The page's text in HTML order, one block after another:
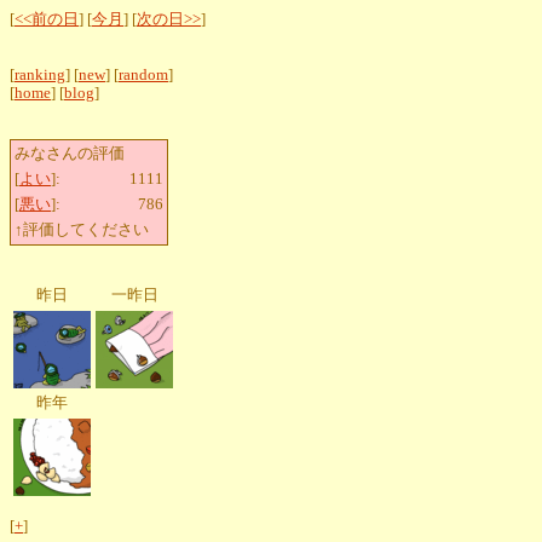
[<<前の日 ] [今月 ] [次の日>>]
[ranking] [new] [random]
[home] [blog]
みなさんの評価
[よい]:
1111
[悪い]:
786
↑評価してください
昨日 一昨日
昨年
[+]